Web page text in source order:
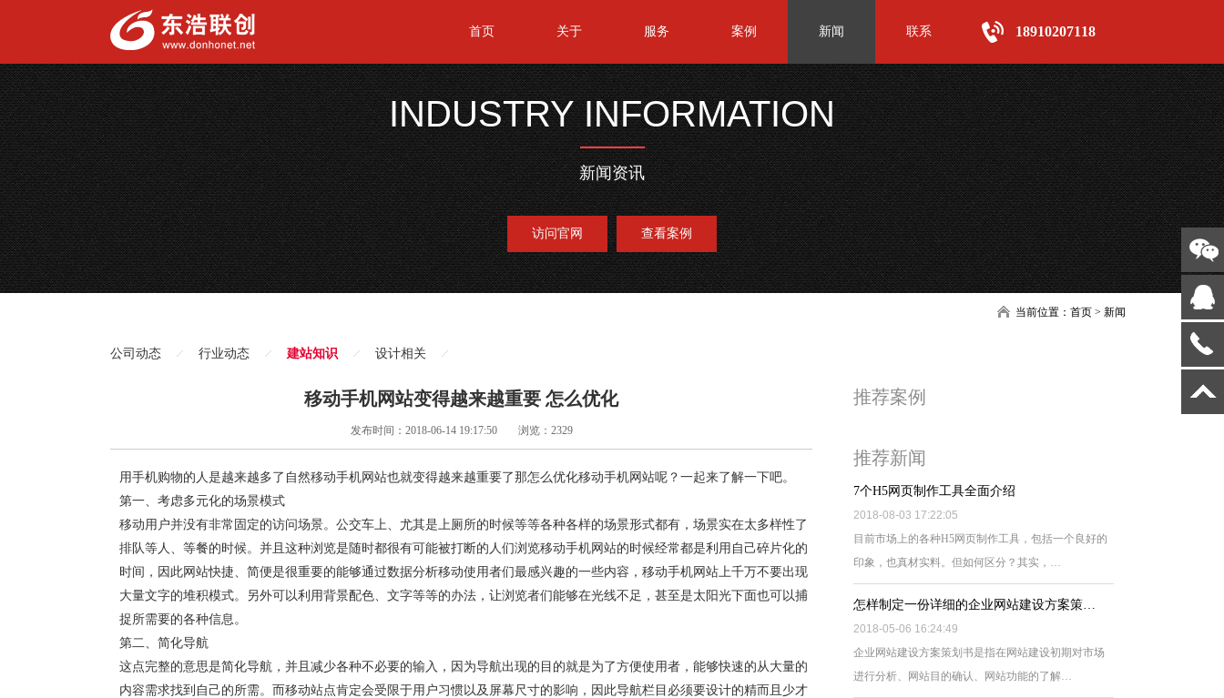
首页 关于 服务 案例 新闻 联系 18910207118
INDUSTRY INFORMATION
新闻资讯
访问官网 查看案例
当前位置：首页 >新闻
公司动态 行业动态 建站知识 设计相关
移动手机网站变得越来越重要 怎么优化
发布时间：2018-06-14 19:17:50 浏览：2329
用手机购物的人是越来越多了自然移动手机网站也就变得越来越重要了那怎么优化移动手机网站呢？一起来了解一下吧。
第一、考虑多元化的场景模式
移动用户并没有非常固定的访问场景。公交车上、尤其是上厕所的时候等等各种各样的场景形式都有，场景实在太多样性了
排队等人、等餐的时候。并且这种浏览是随时都很有可能被打断的人们浏览移动手机网站的时候经常都是利用自己碎片化的
时间，因此网站快捷、简便是很重要的能够通过数据分析移动使用者们最感兴趣的一些内容，移动手机网站上千万不要出现
大量文字的堆积模式。另外可以利用背景配色、文字等等的办法，让浏览者们能够在光线不足，甚至是太阳光下面也可以捕
捉所需要的各种信息。
第二、简化导航
这点完整的意思是简化导航，并且减少各种不必要的输入，因为导航出现的目的就是为了方便使用者，能够快速的从大量的
内容需求找到自己的所需。而移动站点肯定会受限于用户习惯以及屏幕尺寸的影响，因此导航栏目必须要设计的精而且少才
推荐案例
华三通信官网
推荐新闻
7个H5网页制作工具全面介绍
2018-08-03 17:22:05
目前市场上的各种H5网页制作工具，包括一个良好的
印象，也真材实料。但如何区分？其实，…
怎样制定一份详细的企业网站建设方案策…
2018-05-06 16:24:49
企业网站建设方案策划书是指在网站建设初期对市场
进行分析、网站目的确认、网站功能的了解…